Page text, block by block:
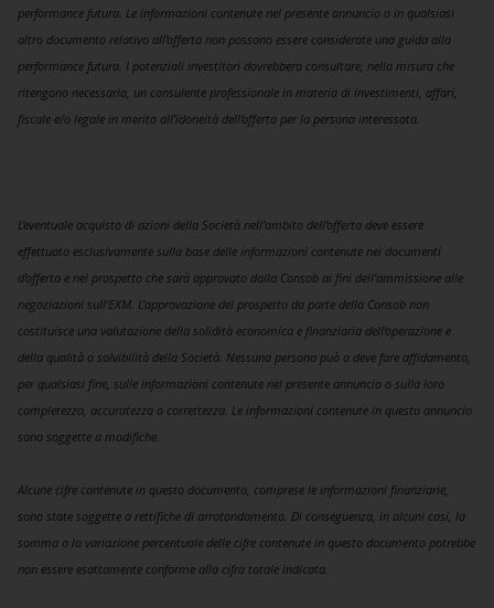
performance futura. Le informazioni contenute nel presente annuncio o in qualsiasi
altro documento relativo all’offerta non possono essere considerate una guida alla
performance futura. I potenziali investitori dovrebbero consultare, nella misura che
ritengono necessaria, un consulente professionale in materia di investimenti, affari,
fiscale e/o legale in merito all’idoneità dell’offerta per la persona interessata.
L’eventuale acquisto di azioni della Società nell’ambito dell’offerta deve essere
effettuato esclusivamente sulla base delle informazioni contenute nei documenti
d’offerta e nel prospetto che sarà approvato dalla Consob ai fini dell’ammissione alle
negoziazioni sull’EXM. L’approvazione del prospetto da parte della Consob non
costituisce una valutazione della solidità economica e finanziaria dell’operazione e
della qualità o solvibilità della Società. Nessuna persona può o deve fare affidamento,
per qualsiasi fine, sulle informazioni contenute nel presente annuncio o sulla loro
completezza, accuratezza o correttezza. Le informazioni contenute in questo annuncio
sono soggette a modifiche.
Alcune cifre contenute in questo documento, comprese le informazioni finanziarie,
sono state soggette a rettifiche di arrotondamento. Di conseguenza, in alcuni casi, la
somma o la variazione percentuale delle cifre contenute in questo documento potrebbe
non essere esattamente conforme alla cifra totale indicata.